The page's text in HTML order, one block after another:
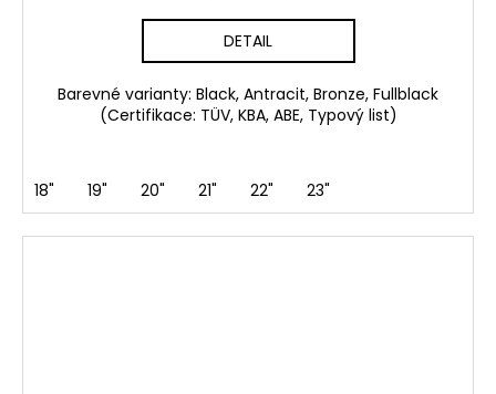
DETAIL
Barevné varianty: Black, Antracit, Bronze, Fullblack
(Certifikace: TÜV, KBA, ABE, Typový list)
18" 19" 20" 21" 22" 23"